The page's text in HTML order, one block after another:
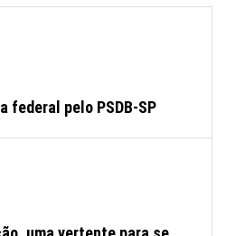
federal pelo PSDB-SP